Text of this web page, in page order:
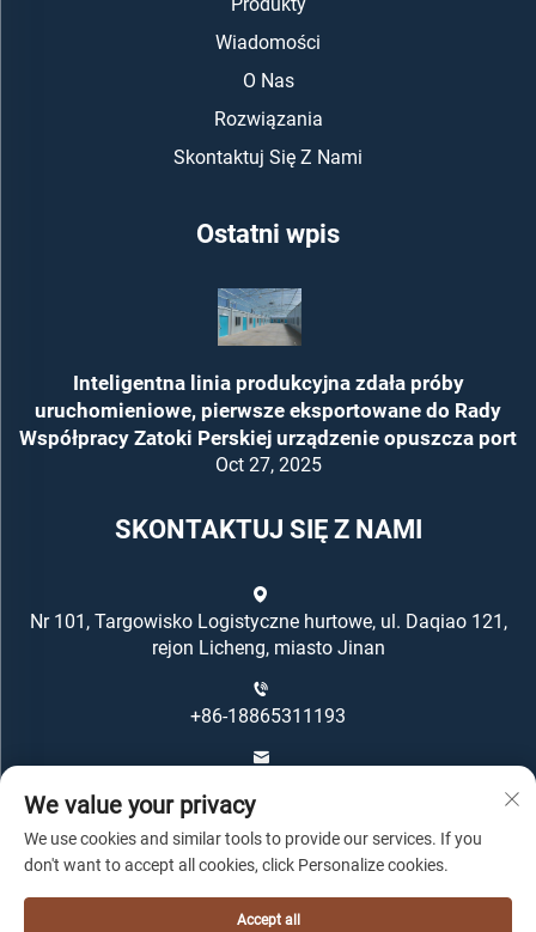
Wiadomości
O Nas
Rozwiązania
Skontaktuj Się Z Nami
Ostatni wpis
Inteligentna linia produkcyjna zdała próby
uruchomieniowe, pierwsze eksportowane do Rady
Współpracy Zatoki Perskiej urządzenie opuszcza port
Oct 27, 2025
SKONTAKTUJ SIĘ Z NAMI
Nr 101, Targowisko Logistyczne hurtowe, ul. Daqiao 121,
rejon Licheng, miasto Jinan
+86-18865311193
We value your privacy
We use cookies and similar tools to provide our services. If you
don't want to accept all cookies, click Personalize cookies.
Accept all